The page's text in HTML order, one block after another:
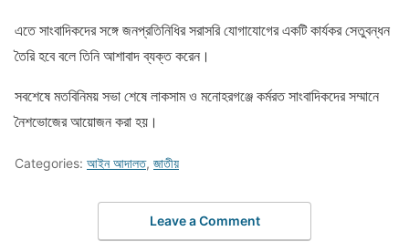
এতে সাংবাদিকদের সঙ্গে জনপ্রতিনিধির সরাসরি যোগাযোগের একটি কার্যকর সেতুবন্ধন
তৈরি হবে বলে তিনি আশাবাদ ব্যক্ত করেন।
সবশেষে মতবিনিময় সভা শেষে লাকসাম ও মনোহরগঞ্জে কর্মরত সাংবাদিকদের সম্মানে
নৈশভোজের আয়োজন করা হয়।
Categories: আইন আদালত, জাতীয়
Leave a Comment